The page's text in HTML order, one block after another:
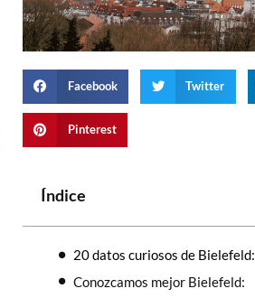
Facebook Twitter
Pinterest
Índice
20 datos curiosos de Bielefeld:
Conozcamos mejor Bielefeld: